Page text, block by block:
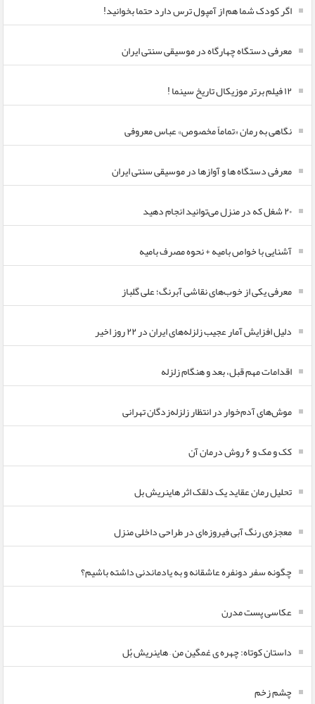
اگر کودک شما هم از آمپول ترس دارد حتما بخوانید!
معرفی دستگاه چهارگاه در موسیقی سنتی ایران
۱۲ فیلم برتر موزیکال تاریخ سینما !
نگاهی به رمان «تماماً مخصوص» عباس معروفی
معرفی دستگاه ها و آوازها در موسیقی سنتی ایران
۲۰ شغل که در منزل می‌توانید انجام دهید
آشنایی با خواص بامیه + نحوه مصرف بامیه
معرفی یکی از خوب‌های نقاشی آبرنگ؛ علی گلباز
دلیل افزایش آمار عجیب زلزله‌های ایران در ۲۲ روز اخیر
اقدامات مهم قبل، بعد و هنگام زلزله
موش‌های آدم‌خوار در انتظار زلزله‌زدگان تهرانی
کک و مک و ۶ روش درمان آن
تحلیل رمان عقاید یک دلقک اثر هاینریش بل
معجزه‌ی رنگ آبی فیروزه‌ای در طراحی داخلی منزل
چگونه سفر دونفره عاشقانه و به یادماندنی داشته باشیم؟
عکاسی پست مدرن
داستان کوتاه: چهره ی غمگین من – هاینریش بُل
چشم زخم